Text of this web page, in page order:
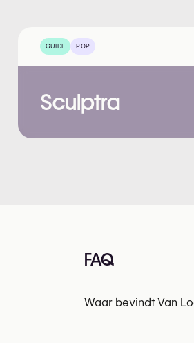
GUIDE POP
Sculptra
FAQ
Waar bevindt Van